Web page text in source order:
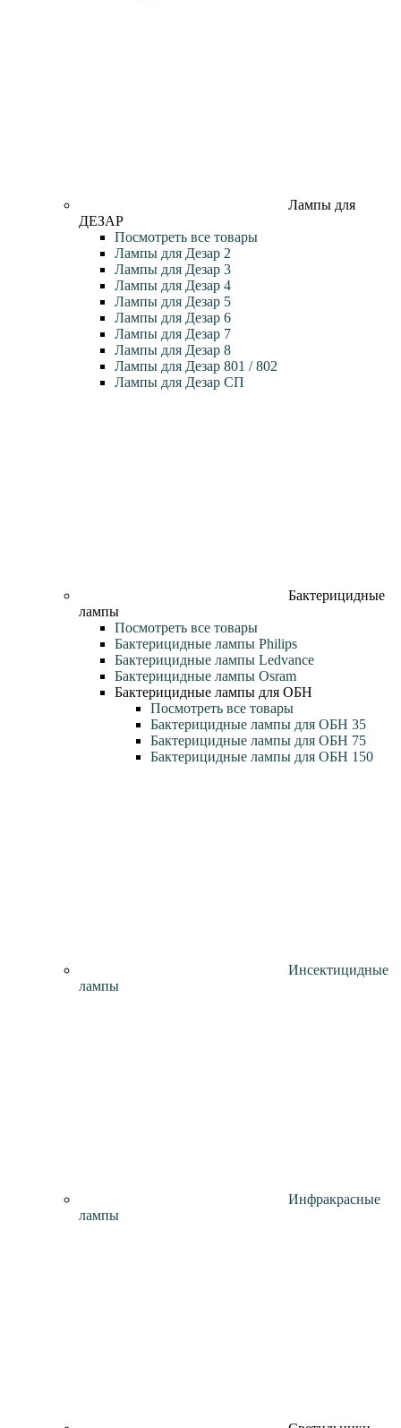
Лампы для
ДЕЗАР
Посмотреть все товары
Лампы для Дезар 2
Лампы для Дезар 3
Лампы для Дезар 4
Лампы для Дезар 5
Лампы для Дезар 6
Лампы для Дезар 7
Лампы для Дезар 8
Лампы для Дезар 801 / 802
Лампы для Дезар СП
Бактерицидные
лампы
Посмотреть все товары
Бактерицидные лампы Philips
Бактерицидные лампы Ledvance
Бактерицидные лампы Osram
Бактерицидные лампы для ОБН
Посмотреть все товары
Бактерицидные лампы для ОБН 35
Бактерицидные лампы для ОБН 75
Бактерицидные лампы для ОБН 150
Инсектицидные
лампы
Инфракрасные
лампы